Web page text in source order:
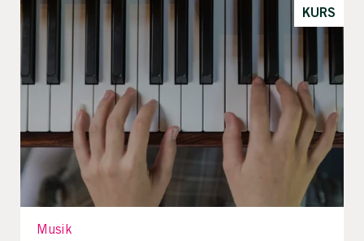
KURS
Musik